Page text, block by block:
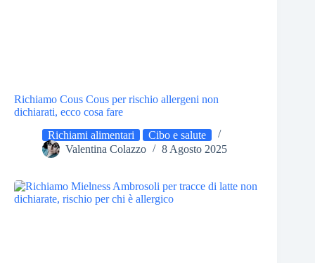
Richiamo Cous Cous per rischio allergeni non
dichiarati, ecco cosa fare
Richiami alimentari
Cibo e salute
Valentina Colazzo
8 Agosto 2025